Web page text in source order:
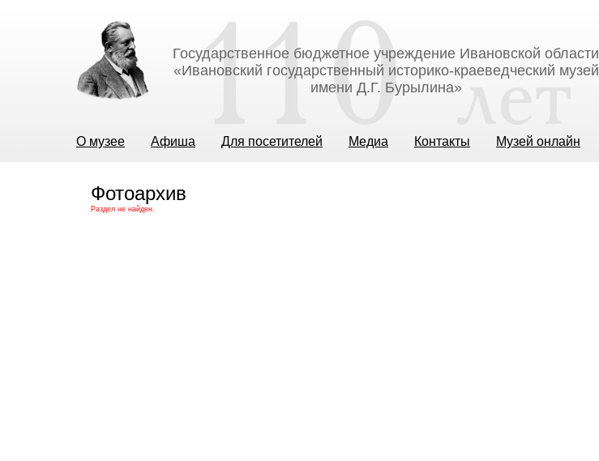
Государственное бюджетное учреждение Ивановской области
«Ивановский государственный историко-краеведческий музей
имени Д.Г. Бурылина»
О музее Афиша Для посетителей Медиа Контакты Музей онлайн
Фотоархив
Раздел не найден.